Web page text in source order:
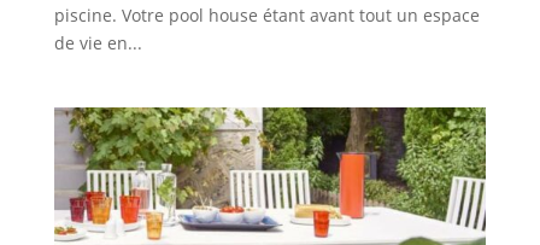
piscine. Votre pool house étant avant tout un espace
de vie en...